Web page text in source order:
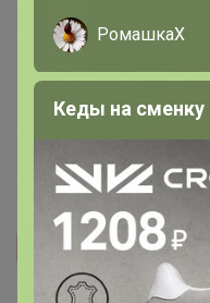
РомашкаХ
Кеды на сменку